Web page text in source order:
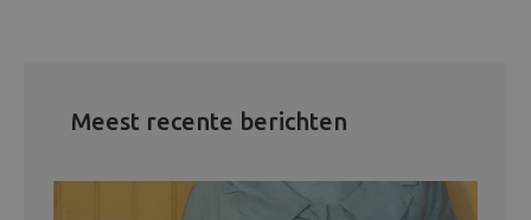
Meest recente berichten